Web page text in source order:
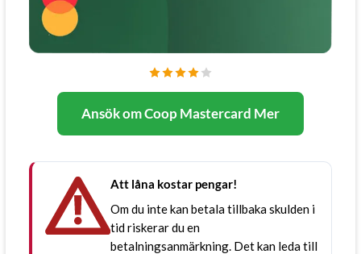
Ansök om Coop Mastercard Mer
Att låna kostar pengar!
Om du inte kan betala tillbaka skulden i
tid riskerar du en
betalningsanmärkning. Det kan leda till